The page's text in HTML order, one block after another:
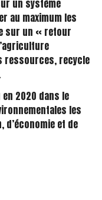
un système
au maximum les
sur un « retour
ressources, recycle
2020 dans le
les
et de